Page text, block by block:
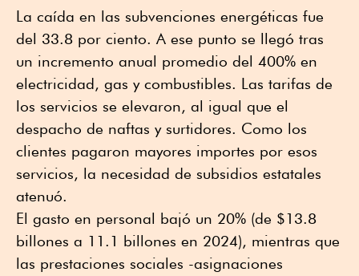
La caída en las subvenciones energéticas fue
del 33.8 por ciento. A ese punto se llegó tras
un incremento anual promedio del 400% en
electricidad, gas y combustibles. Las tarifas de
los servicios se elevaron, al igual que el
despacho de naftas y surtidores. Como los
clientes pagaron mayores importes por esos
servicios, la necesidad de subsidios estatales
atenuó.
El gasto en personal bajó un 20% (de $13.8
billones a 11.1 billones en 2024), mientras que
las prestaciones sociales -asignaciones